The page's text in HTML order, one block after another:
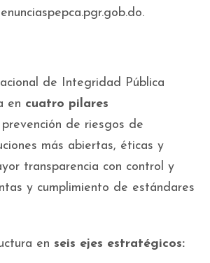
de Integridad Pública
en cuatro pilares
prevención de riesgos de
más abiertas, éticas y
transparencia con control y
y cumplimiento de estándares
en seis ejes estratégicos: